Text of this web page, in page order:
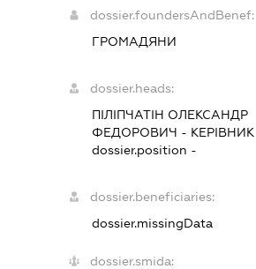
dossier.foundersAndBenef:
ГРОМАДЯНИ
dossier.heads:
ПІЛІПЧАТІН ОЛЕКСАНДР
ФЕДОРОВИЧ - КЕРІВНИК
dossier.position -
dossier.beneficiaries:
dossier.missingData
dossier.smida: